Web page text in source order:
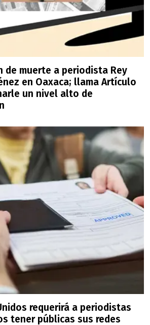
de muerte a periodista Rey
en Oaxaca; llama Artículo
un nivel alto de
requerirá a periodistas
tener públicas sus redes